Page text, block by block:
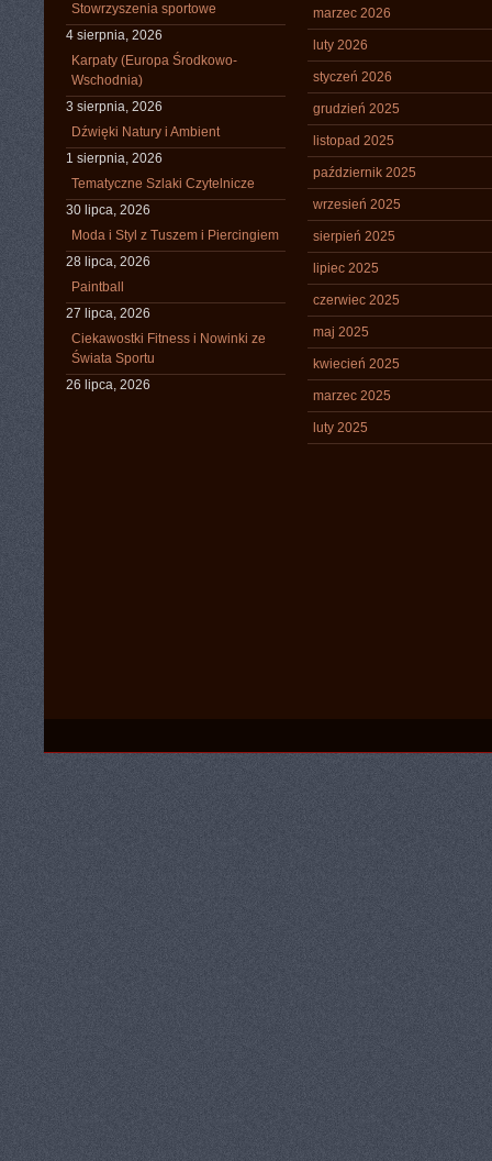
Stowrzyszenia sportowe
4 sierpnia, 2026
Karpaty (Europa Środkowo-
Wschodnia)
3 sierpnia, 2026
Dźwięki Natury i Ambient
1 sierpnia, 2026
Tematyczne Szlaki Czytelnicze
30 lipca, 2026
Moda i Styl z Tuszem i Piercingiem
28 lipca, 2026
Paintball
27 lipca, 2026
Ciekawostki Fitness i Nowinki ze
Świata Sportu
26 lipca, 2026
marzec 2026
luty 2026
styczeń 2026
grudzień 2025
listopad 2025
październik 2025
wrzesień 2025
sierpień 2025
lipiec 2025
czerwiec 2025
maj 2025
kwiecień 2025
marzec 2025
luty 2025